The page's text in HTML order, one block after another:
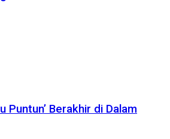
Puntun’ Berakhir di Dalam